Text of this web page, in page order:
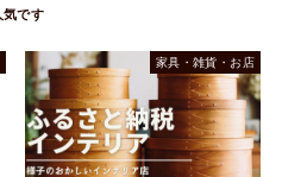
家具・雑貨・お店